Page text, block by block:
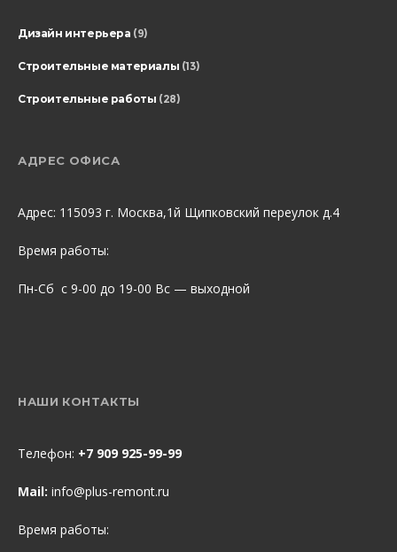
Дизайн интерьера (9)
Строительные материалы (13)
Строительные работы (28)
АДРЕС ОФИСА
Адрес: 115093 г. Москва,1й Щипковский переулок д.4
Время работы:
Пн-Сб с 9-00 до 19-00 Вс — выходной
НАШИ КОНТАКТЫ
Телефон: +7 909 925-99-99
Mail: info@plus-remont.ru
Время работы: